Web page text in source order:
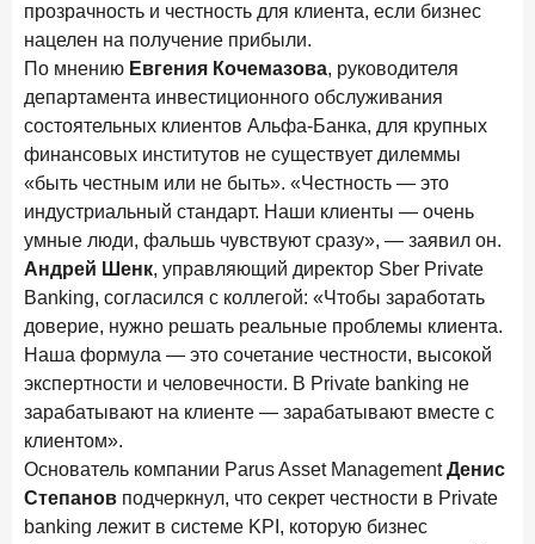
18 марта 2026 года
Банки начали снижать ставки по вкладам еще до
16 марта 2026 года
Frank RG объявила победителей кейс-чемпионата
2026 года
12 марта 2026 года ИССЛЕДОВАНИЕ
Банки ускорили работу с претензиями
Рассылка Frank RG
Итоги недели, наша трактовка основных событий
на банковском рынке
ПОДПИСАТЬСЯ
прозрачность и честность для клиента, если бизнес
нацелен на получение прибыли.
По мнению Евгения Кочемазова, руководителя
департамента инвестиционного обслуживания
состоятельных клиентов Альфа-Банка, для крупных
финансовых институтов не существует дилеммы
«быть честным или не быть». «Честность — это
индустриальный стандарт. Наши клиенты — очень
умные люди, фальшь чувствуют сразу», — заявил он.
Андрей Шенк, управляющий директор Sber Private
Banking, согласился с коллегой: «Чтобы заработать
доверие, нужно решать реальные проблемы клиента.
Наша формула — это сочетание честности, высокой
экспертности и человечности. В Private banking не
зарабатывают на клиенте — зарабатывают вместе с
клиентом».
Основатель компании Parus Asset ManagementДенис
Степанов подчеркнул, что секрет честности в Private
banking лежит в системе KPI, которую бизнес